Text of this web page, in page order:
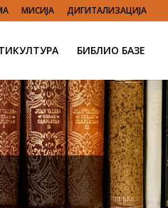
МИСИЈА ДИГИТАЛИЗАЦИЈА
БИБЛИО БАЗЕ